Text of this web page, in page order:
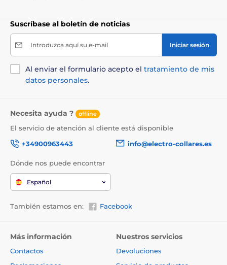
Suscríbase al boletín de noticias
Introduzca aquí su e-mail Iniciar sesión
Al enviar el formulario acepto el tratamiento de mis
datos personales.
Necesita ayuda ? offline
El servicio de atención al cliente está disponible
+34900963443
info@electro-collares.es
Dónde nos puede encontrar
Español
También estamos en: Facebook
Más información
Contactos
Nuestros servicios
Devoluciones